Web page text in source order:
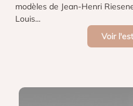
modèles de Jean-Henri
Louis...
Voir